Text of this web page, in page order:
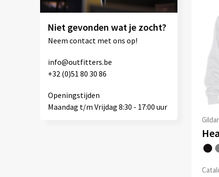
Mac One
(1)
Payper
Printer PRIME(3)
Printer RED
Printer (7)
PROACT® (5)
Niet gevonden wat je zocht?
Neem contact met ons op!
info@outfitters.be
+32 (0)51 80 30 86
Openingstijden
Maandag t/m Vrijdag 8:30 - 17:00 uur